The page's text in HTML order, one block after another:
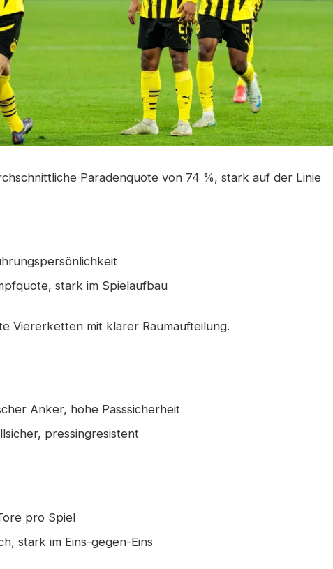
Paradenquote von 74 %, stark auf der Linie
stark im Spielaufbau
Viererketten mit klarer Raumaufteilung.
Anker, hohe Passsicherheit
pressingresistent
pro Spiel
stark im Eins-gegen-Eins